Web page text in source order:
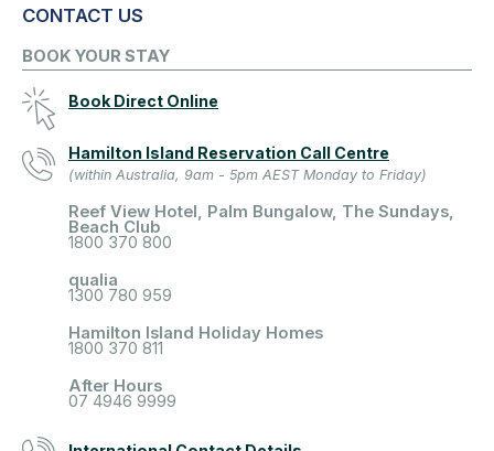
CONTACT US
BOOK YOUR STAY
Book Direct Online
Hamilton Island Reservation Call Centre
(within Australia, 9am - 5pm AEST Monday to Friday)
Reef View Hotel, Palm Bungalow, The Sundays,
Beach Club
1800 370 800
qualia
1300 780 959
Hamilton Island Holiday Homes
1800 370 811
After Hours
07 4946 9999